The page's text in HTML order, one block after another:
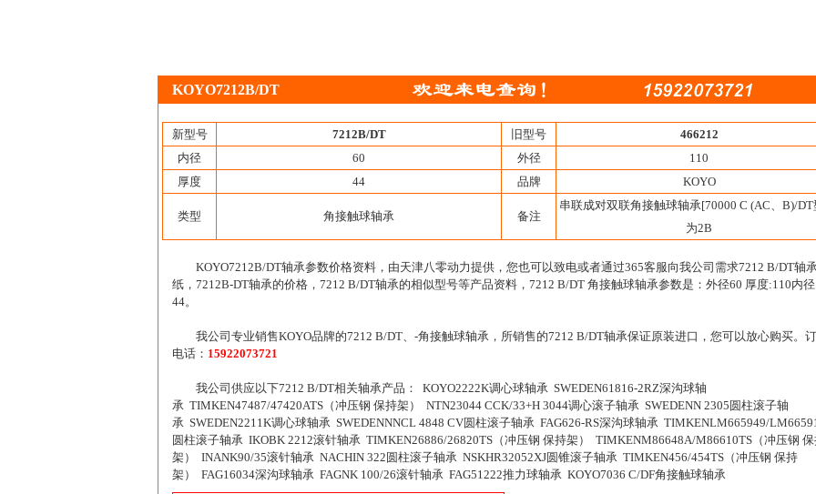
KOYO7212B/DT
新型号 7212B/DT 旧型号
466212
内径
60 外径
110
厚度
44 品牌 KOYO
类型 角接触球轴承 备注
串联成对双联角接触球轴承[70000 C (AC、B)/DT
为2B
KOYO7212B/DT轴承参数价格资料，由天津八零动力提供，您也可以致电或者通过365客服向我公司需求7212 B/DT轴
纸，7212B-DT轴承的价格，7212 B/DT轴承的相似型号等产品资料，7212 B/DT 角接触球轴承参数是：外径60 厚度:110内径
44。
我公司专业销售KOYO品牌的7212 B/DT、-角接触球轴承，所销售的7212 B/DT轴承保证原装进口，您可以放心购买。
电话： 15922073721
我公司供应以下7212 B/DT相关轴承产品： KOYO2222K调心球轴承 SWEDEN61816-2RZ深沟球轴
承 TIMKEN47487/47420ATS（冲压钢 保持架） NTN23044 CCK/33+H 3044调心滚子轴承 SWEDENN 2305圆柱滚子轴
承 SWEDEN2211K调心球轴承 SWEDENNNCL 4848 CV圆柱滚子轴承 FAG626-RS深沟球轴承 TIMKENLM665949/
圆柱滚子轴承 IKOBK 2212滚针轴承 TIMKEN26886/26820TS（冲压钢 保持架） TIMKENM86648A/M86610TS（冲压钢
架） INANK90/35滚针轴承 NACHIN 322圆柱滚子轴承 NSKHR32052XJ圆锥滚子轴承 TIMKEN456/454TS（冲压钢 保持
架） FAG16034深沟球轴承 FAGNK 100/26滚针轴承 FAG51222推力球轴承 KOYO7036 C/DF角接触球轴承